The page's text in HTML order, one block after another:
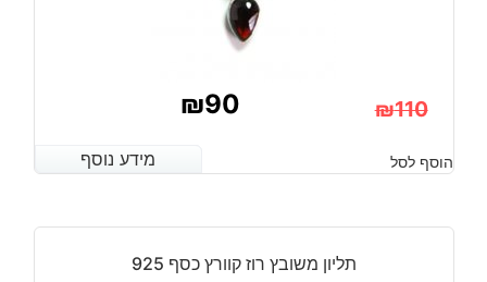
₪110
המקורי
היה:
₪90
הנוכחי
הוא:
מידע נוסף הוסף לסל מידע נוסף
תליון משובץ רוז קוורץ כסף 925